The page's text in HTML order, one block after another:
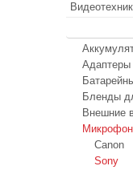
Адаптеры
Бленды
Внешние
Canon
Sony